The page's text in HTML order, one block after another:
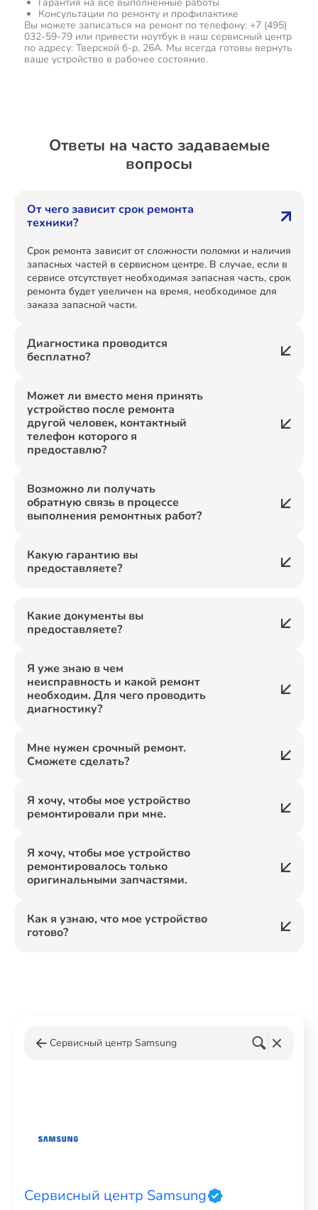
Консультации по ремонту и профилактике
Вы можете записаться на ремонт по телефону: +7 (495)
032-59-79 или привести ноутбук в наш сервисный центр
по адресу: Тверской б-р, 26А. Мы всегда готовы вернуть
ваше устройство в рабочее состояние.
Ответы на часто задаваемые
вопросы
От чего зависит срок ремонта
техники?
Срок ремонта зависит от сложности поломки и наличия
запасных частей в сервисном центре. В случае, если в
сервисе отсутствует необходимая запасная часть, срок
ремонта будет увеличен на время, необходимое для
заказа запасной части.
Диагностика проводится
бесплатно?
Может ли вместо меня принять
устройство после ремонта
другой человек, контактный
телефон которого я
предоставлю?
Возможно ли получать
обратную связь в процессе
выполнения ремонтных работ?
Какую гарантию вы
предоставляете?
Какие документы вы
предоставляете?
Я уже знаю в чем
неисправность и какой ремонт
необходим. Для чего проводить
диагностику?
Мне нужен срочный ремонт.
Сможете сделать?
Я хочу, чтобы мое устройство
ремонтировали при мне.
Я хочу, чтобы мое устройство
ремонтировалось только
оригинальными запчастями.
Как я узнаю, что мое устройство
готово?
Сервисный центр Samsung
Сервисный центр Samsung